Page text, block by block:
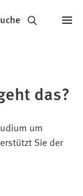
das?
um
Sie der